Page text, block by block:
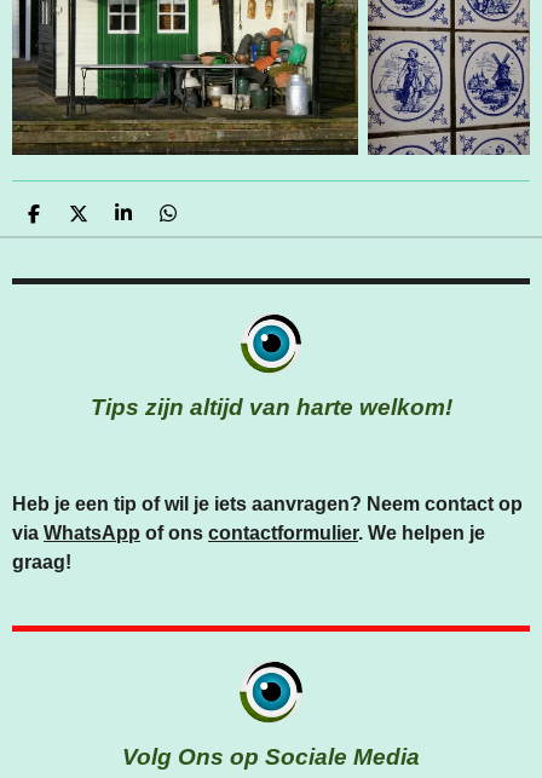
D
E
E
D
E
L
S
H
R
D
E
E
Tips zijn altijd van harte welkom!
Heb je een tip of wil je iets aanvragen? Neem contact op
via WhatsApp of ons contactformulier. We helpen je
graag!
Volg Ons op Sociale Media